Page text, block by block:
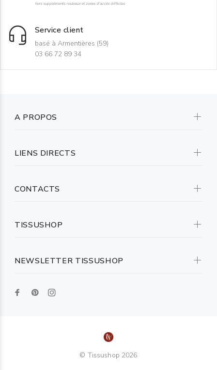
hors suppléments rouleaux et zones d'accès difficiles
Service client
basé à Armentières (59)
03 66 72 89 34
NEWSLETTER TISSUSHOP
A PROPOS
LIENS DIRECTS
CONTACTS
TISSUSHOP
© Tissushop 2026